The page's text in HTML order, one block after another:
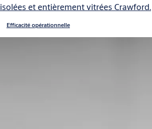
isolées et entièrement vitrées Crawford.
Efficacité opérationnelle